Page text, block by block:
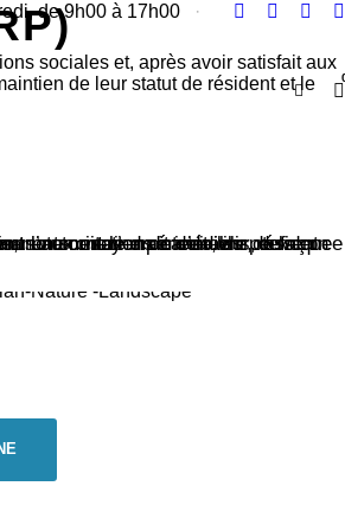
de 9h00 à 17h00 ·
sociales et, après avoir satisfait aux
de leur statut de résident et le